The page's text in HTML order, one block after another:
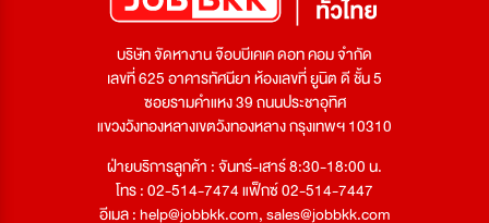
บริษัท จัดหางาน จ๊อบบีเคเค ดอท คอม จำกัด
เลขที่ 625 อาคารทัศนียา ห้องเลขที่ ยูนิต ดี ชั้น 5
ซอยรามคำแหง 39 ถนนประชาอุทิศ
แขวงวังทองหลางเขตวังทองหลาง กรุงเทพฯ 10310
ฝ่ายบริการลูกค้า : จันทร์-เสาร์ 8:30-18:00 น.
โทร : 02-514-7474 แฟ็กซ์ 02-514-7447
อีเมล :help@jobbkk.com,sales@jobbkk.com